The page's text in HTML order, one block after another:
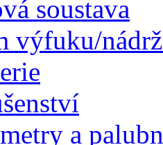
soustava
výfuku/
a